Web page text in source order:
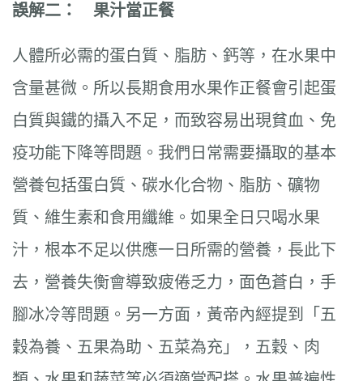
誤解二： 果汁當正餐
人體所必需的蛋白質、脂肪、鈣等，在水果中
含量甚微。所以長期食用水果作正餐會引起蛋
白質與鐵的攝入不足，而致容易出現貧血、免
疫功能下降等問題。我們日常需要攝取的基本
營養包括蛋白質、碳水化合物、脂肪、礦物
質、維生素和食用纖維。如果全日只喝水果
汁，根本不足以供應一日所需的營養，長此下
去，營養失衡會導致疲倦乏力，面色蒼白，手
腳冰冷等問題。另一方面，黃帝內經提到「五
穀為養、五果為助、五菜為充」，五穀、肉